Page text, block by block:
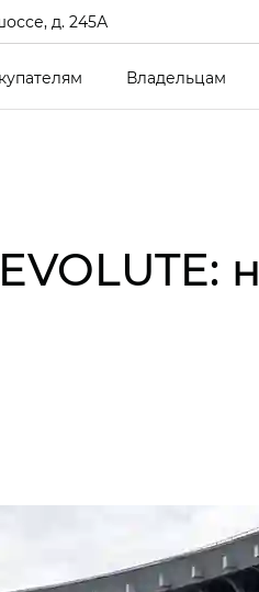
д. 245А
Владельцам